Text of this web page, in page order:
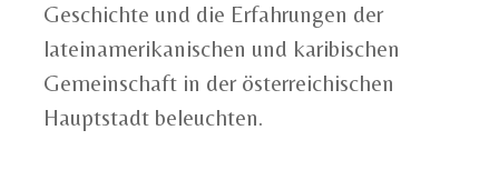
Geschichte und die Erfahrungen der
lateinamerikanischen und karibischen
Gemeinschaft in der österreichischen
Hauptstadt beleuchten.